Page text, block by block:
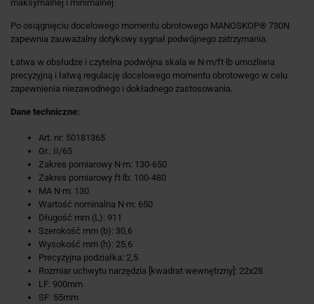
maksymalnej i minimalnej.
Po osiągnięciu docelowego momentu obrotowego MANOSKOP® 730N
zapewnia zauważalny dotykowy sygnał podwójnego zatrzymania.
Łatwa w obsłudze i czytelna podwójna skala w N·m/ft·lb umożliwia
precyzyjną i łatwą regulację docelowego momentu obrotowego w celu
zapewnienia niezawodnego i dokładnego zastosowania.
Dane techniczne:
Art. nr: 50181365
Gr.: II/65
Zakres pomiarowy N·m: 130-650
Zakres pomiarowy ft·lb: 100-480
MA N·m: 130
Wartość nominalna N·m: 650
Długość mm (L): 911
Szerokość mm (b): 30,6
Wysokość mm (h): 25,6
Precyzyjna podziałka: 2,5
Rozmiar uchwytu narzędzia [kwadrat wewnętrzny]: 22x28
LF: 900mm
SF: 55mm